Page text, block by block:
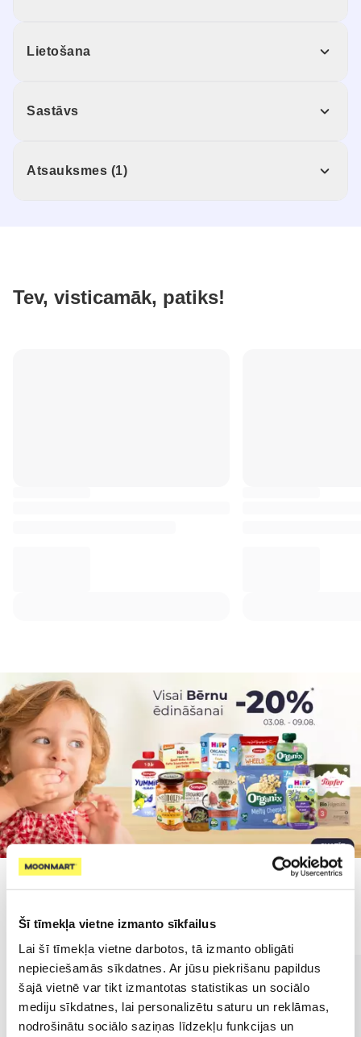
Šī tīmekļa vietne izmanto sīkfailus
Lai šī tīmekļa vietne darbotos, tā izmanto obligāti
nepieciešamās sīkdatnes. Ar jūsu piekrišanu papildus
šajā vietnē var tikt izmantotas statistikas un sociālo
mediju sīkdatnes, lai personalizētu saturu un reklāmas,
nodrošinātu sociālo saziņas līdzekļu funkcijas un
Lietošana
Sastāvs
Atsauksmes (1)
Tev, visticamāk, patiks!